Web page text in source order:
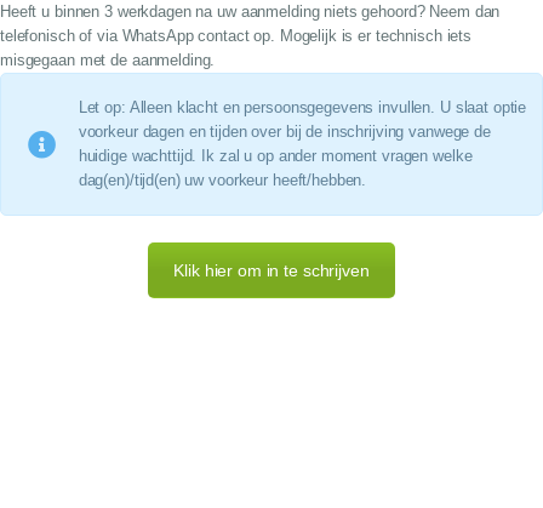
Heeft u binnen 3 werkdagen na uw aanmelding niets gehoord? Neem dan
telefonisch of via WhatsApp contact op. Mogelijk is er technisch iets
misgegaan met de aanmelding.
Let op: Alleen klacht en persoonsgegevens invullen. U slaat optie
voorkeur dagen en tijden over bij de inschrijving vanwege de
huidige wachttijd. Ik zal u op ander moment vragen welke
dag(en)/tijd(en) uw voorkeur heeft/hebben.
Klik hier om in te schrijven